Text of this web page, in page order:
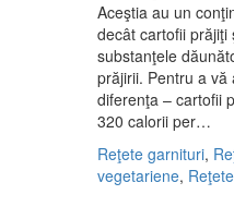
Aceştia au un
decât cartofii prăjiţi
substanţele
prăjirii. Pentru a
diferenţa – cartofii
320 calorii per…
Reţete garnituri,
vegetariene,